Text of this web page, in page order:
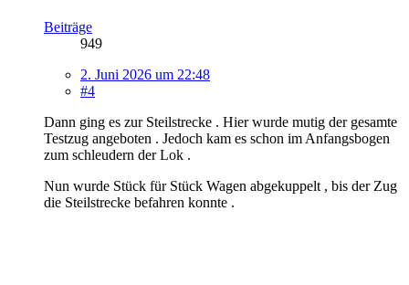
Beiträge
949
2. Juni 2026 um 22:48
#4
Dann ging es zur Steilstrecke . Hier wurde mutig der gesamte
Testzug angeboten . Jedoch kam es schon im Anfangsbogen
zum schleudern der Lok .
Nun wurde Stück für Stück Wagen abgekuppelt , bis der Zug
die Steilstrecke befahren konnte .